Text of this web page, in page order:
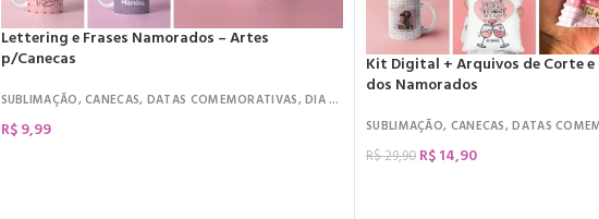
Lettering e Frases Namorados – Artes
p/Canecas
SUBLIMAÇÃO,CANECAS, DATAS COMEMORATIVAS,DIA DOS NAMORADOS
R$9,99
Kit Digital + Arquivos de Corte e
dos Namorados
SUBLIMAÇÃO, CANECAS,DATAS
R$29,90 R$14,90